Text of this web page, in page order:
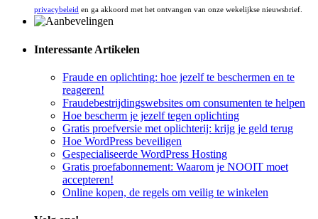
privacybeleid en ga akkoord met het ontvangen van onze wekelijkse nieuwsbrief.
Interessante Artikelen
Fraude en oplichting: hoe jezelf te beschermen en te
reageren!
Fraudebestrijdingswebsites om consumenten te helpen
Hoe bescherm je jezelf tegen oplichting
Gratis proefversie met oplichterij: krijg je geld terug
Hoe WordPress beveiligen
Gespecialiseerde WordPress Hosting
Gratis proefabonnement: Waarom je NOOIT moet
accepteren!
Online kopen, de regels om veilig te winkelen